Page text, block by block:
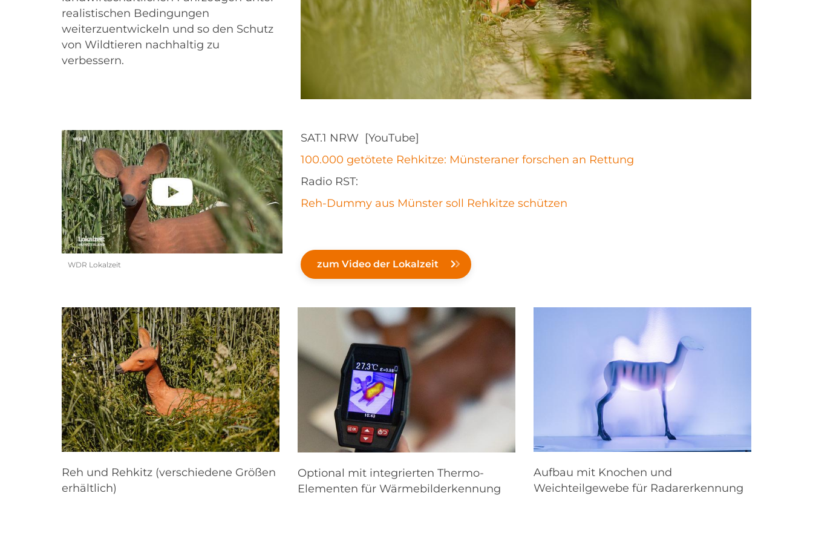
realistischen Bedingungen
weiterzuentwickeln und so den Schutz
von Wildtieren nachhaltig zu
verbessern.
WDR Lokalzeit
SAT.1 NRW [YouTube]
100.000 getötete Rehkitze: Münsteraner forschen an Rettung
Radio RST:
Reh-Dummy aus Münster soll Rehkitze schützen
zum Video der Lokalzeit
Reh und Rehkitz (verschiedene Größen
erhältlich)
Optional mit integrierten Thermo-
Elementen für Wärmebilderkennung
Aufbau mit Knochen und
Weichteilgewebe für Radarerkennung